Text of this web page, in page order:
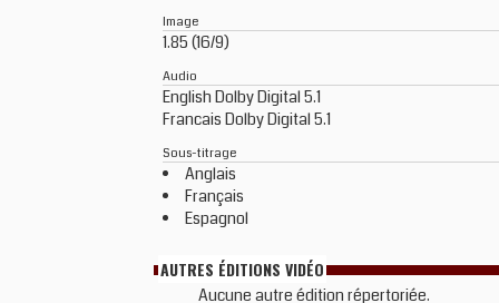
Image
1.85 (16/9)
Audio
English Dolby Digital 5.1
Francais Dolby Digital 5.1
Sous-titrage
Anglais
Français
Espagnol
AUTRES ÉDITIONS VIDÉO
Aucune autre édition répertoriée.